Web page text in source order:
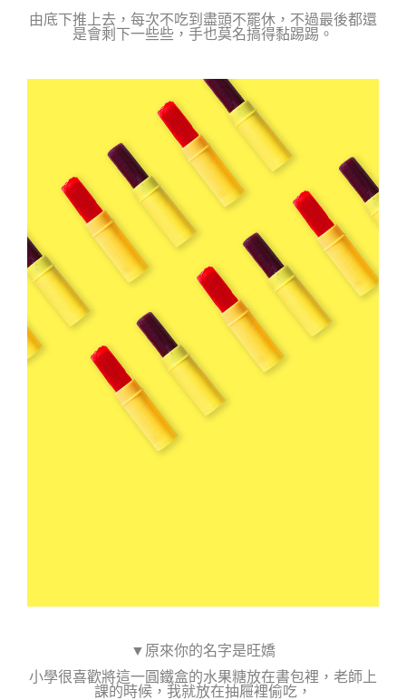
由底下推上去，每次不吃到盡頭不罷休， 不過最後都還
是會剩下一些些，手也莫名搞得黏踢踢。
▼ 原來你的名字是旺嬌
小學很喜歡將這一圓鐵盒的水果糖放在書包裡，老師上
課的時候，我就放在抽屜裡偷吃，